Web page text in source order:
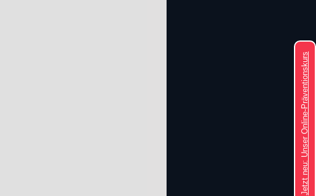
Jetzt neu: Unser Online-Präventionskurs